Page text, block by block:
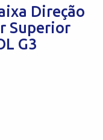
Direção
Superior
G3